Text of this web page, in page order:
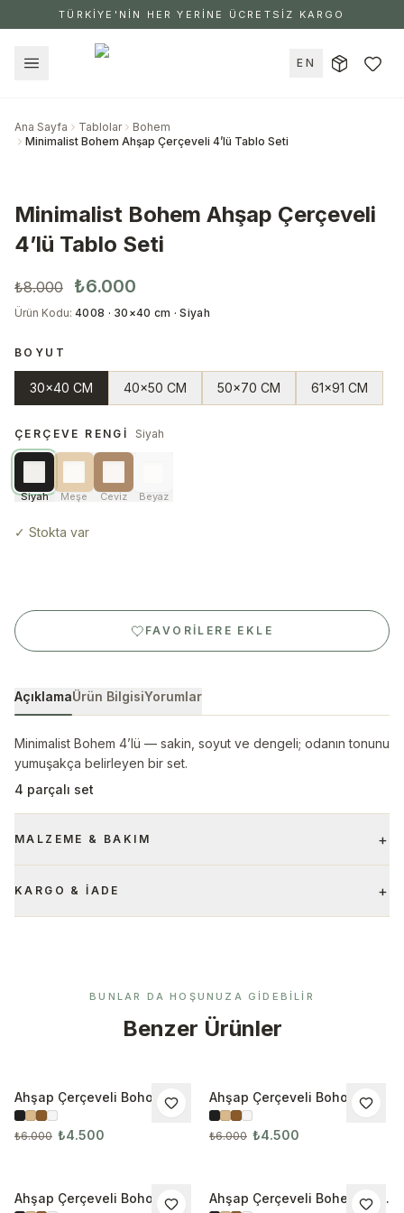
TÜRKİYE'NİN HER YERİNE ÜCRETSİZ KARGO
EN
Ana Sayfa Tablolar
Bohem
Minimalist Bohem Ahşap Çerçeveli 4’lü Tablo Seti
Minimalist Bohem Ahşap Çerçeveli
4’lü Tablo Seti
₺8.000 ₺6.000
Ürün Kodu: 4008 · 30×40 cm · Siyah
BOYUT
30x40 CM 40x50 CM 50x70 CM 61x91 CM
ÇERÇEVE RENGI Siyah
Siyah Meşe Ceviz Beyaz
✓ Stokta var
FAVORILERE EKLE
AçıklamaÜrün BilgisiYorumlar
Minimalist Bohem 4’lü — sakin, soyut ve dengeli; odanın tonunu
yumuşakça belirleyen bir set.
4 parçalı set
MALZEME & BAKIM +
KARGO & İADE +
BUNLAR DA HOŞUNUZA GIDEBILIR
Benzer Ürünler
İNDIRIM
Ahşap Çerçeveli Boho 3’lü
Tablo Seti 3098
₺6.000 ₺4.500
İNDIRIM
Ahşap Çerçeveli Boho 3’lü
Tablo Seti 3099
₺6.000 ₺4.500
İNDIRIM
Ahşap Çerçeveli Boho 3’lü
İNDIRIM
Ahşap Çerçeveli Bohem 3’lü